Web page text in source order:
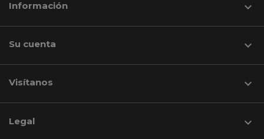
Información 
Su cuenta 
Visítanos keyboard_arrow_down
Legal 